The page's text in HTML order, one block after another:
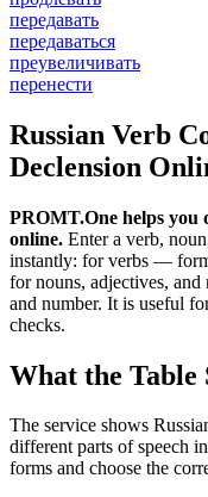
передавать
передаваться
преувеличивать
перенести
Russian Verb
Declension
PROMT.One helps you
online. Enter a verb,
instantly: for verbs —
for nouns, adjectives,
and number. It is useful
checks.
What the Table
The service shows
different parts of speech
forms and choose the